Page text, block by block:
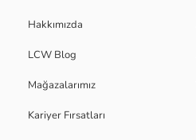
Hakkımızda
LCW Blog
Mağazalarımız
Kariyer Fırsatları